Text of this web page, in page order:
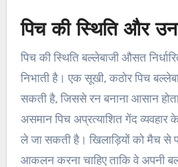
पिच की स्थिति और
पिच की स्थिति बल्लेबाजी औसत
निभाती है। एक सूखी, कठोर पिच
सकती है, जिससे रन बनाना आसान
असमान पिच अप्रत्याशित गेंद
ले जा सकती है। खिलाड़ियों को मैच से
आकलन करना चाहिए ताकि वे अपनी